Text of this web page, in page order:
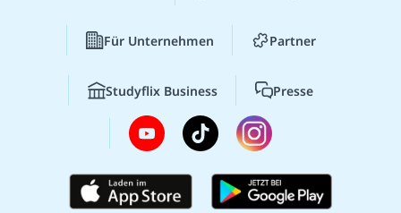
Für Unternehmen Partner
Studyflix Business Presse